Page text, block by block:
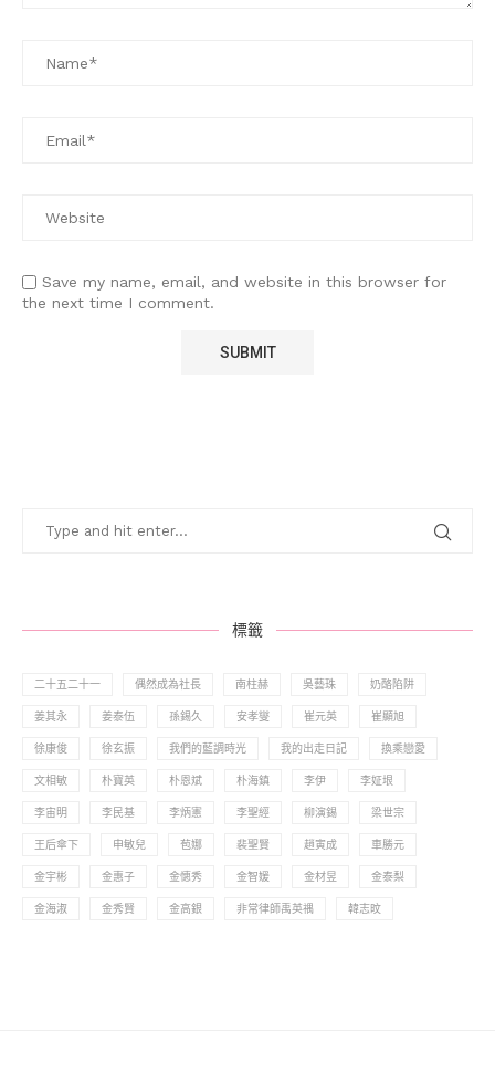
Save my name, email, and website in this browser for
the next time I comment.
標籤
二十五二十一 偶然成為社長 南柱赫 吳藝珠 奶酪陷阱
姜其永 姜泰伍 孫錫久 安孝燮 崔元英 崔顯旭
徐康俊 徐玄振 我們的藍調時光 我的出走日記 換乘戀愛
文相敏 朴寶英 朴恩斌 朴海鎮 李伊 李姃垠
李宙明 李民基 李炳憲 李聖經 柳演錫 梁世宗
王后傘下 申敏兒 苞娜 裴聖賢 趙寅成 車勝元
金宇彬 金惠子 金憓秀 金智媛 金材昱 金泰梨
金海淑 金秀賢 金高銀 非常律師禹英禑 韓志旼